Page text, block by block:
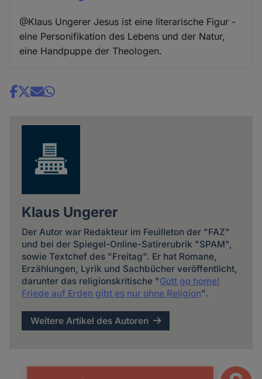
@Klaus Ungerer Jesus ist eine literarische Figur -
eine Personifikation des Lebens und der Natur,
eine Handpuppe der Theologen.
Share
Klaus Ungerer
Der Autor war Redakteur im Feuilleton der "FAZ"
und bei der Spiegel-Online-Satirerubrik "SPAM",
sowie Textchef des "Freitag". Er hat Romane,
Erzählungen, Lyrik und Sachbücher veröffentlicht,
darunter das religionskritische "Gott go home!
Friede auf Erden gibt es nur ohne Religion".
Weitere Artikel des Autoren